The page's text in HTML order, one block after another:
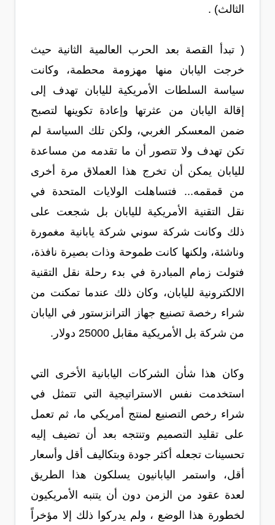
الثالث) .
( تبدأ القصة بعد الحرب العالمية الثانية حيث
خرجت اليابان منها مهزومة محطمة، وكانت
سياسة السلطات الأمريكية لليابان تهدف إلى
إقالة اليابان من عثرتها وإعادة تكوينها لتصبح
ضمن المعسكر الغربي، ولكن تلك السياسة لم
تكن تهدف ولا تتصور أن ما تقدمه من مساعدة
لليابان يمكن أن تخرج هذا العملاق مرة أخرى
من قمقمه... فتساهلت الولايات المتحدة في
نقل التقنية الأمريكية لليابان بل شجعت على
ذلك وكانت شركة سوني شركة يابانية مغمورة
وناشئة، ولكنها كانت طموحة وذات بصيرة نافذة،
فتولت زمام المبادرة في بدء رحلة نقل التقنية
الالكترونية لليابان، وكان ذلك عندما تمكنت من
شراء رخصة تصنيع جهاز الترانزستور في اليابان
من شركة بل الأمريكية مقابل 25000 دولار.
وكان هذا شأن الشركات اليابانية الأخرى التي
استخدمت نفس الاستراتيجية التي تتمثل في
شراء رخص التصنيع لمنتج أمريكي ما، ثم تعمل
على تقليد التصميم وتنتجه بعد أن تضيف إليه
تحسينات تجعله أكثر جودة وبتكاليف أقل وأسعار
أقل، واستمر اليابانيون يسلكون هذا الطريق
لعدة عقود من الزمن دون أن يتنبه الأمريكيون
لخطورة هذا الوضع ، ولم يدركوا ذلك إلا مؤخراً